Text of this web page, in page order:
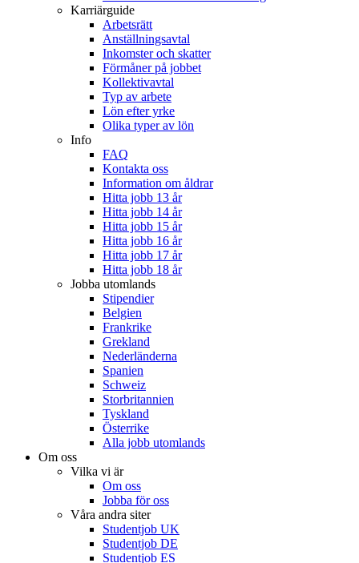
Karriärguide
Arbetsrätt
Anställningsavtal
Inkomster och skatter
Förmåner på jobbet
Kollektivavtal
Typ av arbete
Lön efter yrke
Olika typer av lön
Info
FAQ
Kontakta oss
Information om åldrar
Hitta jobb 13 år
Hitta jobb 14 år
Hitta jobb 15 år
Hitta jobb 16 år
Hitta jobb 17 år
Hitta jobb 18 år
Jobba utomlands
Stipendier
Belgien
Frankrike
Grekland
Nederländerna
Spanien
Schweiz
Storbritannien
Tyskland
Österrike
Alla jobb utomlands
Om oss
Vilka vi är
Om oss
Jobba för oss
Våra andra siter
Studentjob UK
Studentjob DE
Studentjob ES